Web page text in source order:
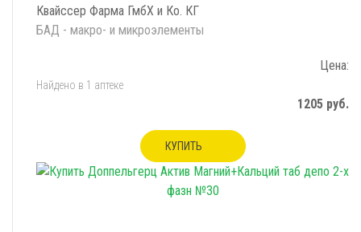
Квайссер Фарма ГмбХ и Ко. КГ
БАД - макро- и микроэлементы
Цена:
Найдено в 1 аптеке
1205 руб.
КУПИТЬ